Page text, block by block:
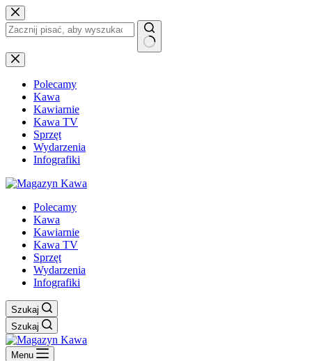
Przejdź
do
treści
Brak
wyników
Polecamy
Kawa
Kawiarnie
Kawa TV
Sprzęt
Wydarzenia
Infografiki
Polecamy
Kawa
Kawiarnie
Kawa TV
Sprzęt
Wydarzenia
Infografiki
Szukaj
Szukaj
Menu